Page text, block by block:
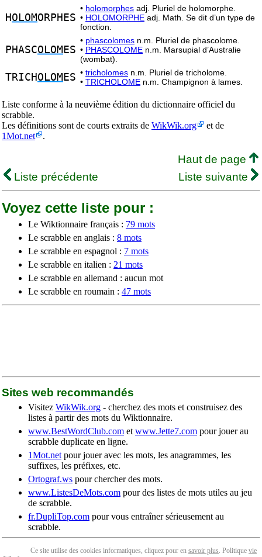
H OLOMORPHES
• holomorphes adj. Pluriel de holomorphe.
• HOLOMORPHE adj. Math. Se dit d’un type de
fonction.
PHASCOLOM ES
• phascolomes n.m. Pluriel de phascolome.
• PHASCOLOME n.m. Marsupial d’Australie
(wombat).
TRICH OLOM ES • tricholomes n.m. Pluriel de tricholome.
• TRICHOLOME n.m. Champignon à lames.
Liste conforme à la neuvième édition du dictionnaire officiel du
scrabble.
Les définitions sont de courts extraits de WikWik.org
et de
1Mot.net
.
Haut de page
Liste précédente
Liste suivante
Voyez cette liste pour :
Le Wiktionnaire français : 79 mots
Le scrabble en anglais : 8 mots
Le scrabble en espagnol : 7 mots
Le scrabble en italien : 21 mots
Le scrabble en allemand : aucun mot
Le scrabble en roumain : 47 mots
Sites web recommandés
Visitez WikWik.org - cherchez des mots et construisez des
listes à partir des mots du Wiktionnaire.
www.BestWordClub.com et www.Jette7.com pour jouer au
scrabble duplicate en ligne.
1Mot.net pour jouer avec les mots, les anagrammes, les
suffixes, les préfixes, etc.
Ortograf.ws pour chercher des mots.
www.ListesDeMots.com pour des listes de mots utiles au jeu
de scrabble.
fr.DupliTop.com pour vous entraîner sérieusement au
scrabble.
Ce site utilise des cookies informatiques, cliquez pour en savoir plus. Politique vie